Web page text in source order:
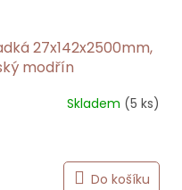
27x142x2500mm,
modřín
Skladem (5 ks)
Do košíku